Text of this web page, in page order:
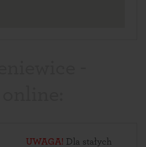
UWAGA! Dla stałych